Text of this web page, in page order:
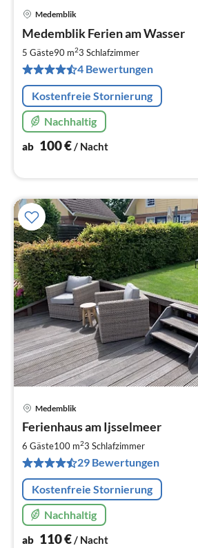
Medemblik
Medemblik Ferien am Wasser
5 Gäste90 m23 Schlafzimmer
4 Bewertungen
Kostenfreie Stornierung
Nachhaltig
ab 100€/ Nacht
Medemblik
Ferienhaus am Ijsselmeer
6 Gäste100 m23 Schlafzimmer
29 Bewertungen
Kostenfreie Stornierung
Nachhaltig
ab 110€/ Nacht